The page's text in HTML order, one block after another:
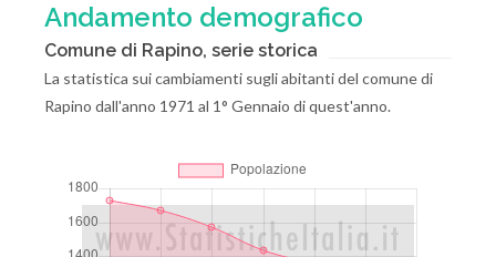
Andamento demografico
Comune di Rapino, serie storica
La statistica sui cambiamenti sugli abitanti del comune di
Rapino dall'anno 1971 al 1° Gennaio di quest'anno.